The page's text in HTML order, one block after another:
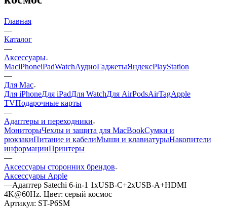
Главная
—
Каталог
—
Аксессуары
MaciPhoneiPadWatchАудиоГаджетыЯндексPlayStation
—
Для Mac
Для iPhoneДля iPadДля WatchДля AirPodsAirTagApple
TVПодарочные карты
—
Адаптеры и переходники
МониторыЧехлы и защита для MacBookСумки и
рюкзакиПитание и кабелиМыши и клавиатурыНакопители
информацииПринтеры
—
Аксессуары сторонних брендов
Аксессуары Apple
—Адаптер Satechi 6-in-1 1хUSB-C+2xUSB-A+HDMI
4K@60Hz. Цвет: серый космос
Артикул: ST-P6SM